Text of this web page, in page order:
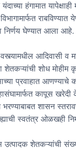
हंगामात
निर्णय घेण्यात आला
आदिवासी व
शोध मोहीम
प्रवाहात
कापूस खरेदी
शासन
स्वतंत्र ओळखही
शेतकऱ्यांची